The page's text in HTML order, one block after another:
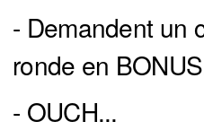
- Demandent un
ronde en
- OUCH...